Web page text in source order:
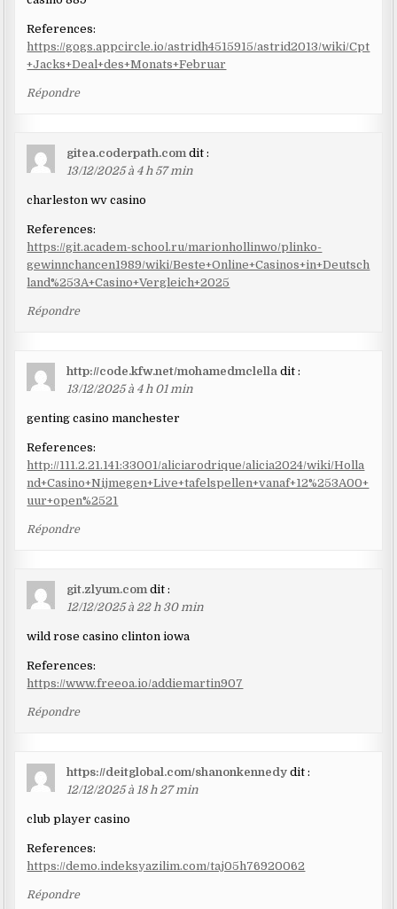
References:
https://gogs.appcircle.io/astridh4515915/astrid2013/wiki/Cpt
+Jacks+Deal+des+Monats+Februar
Répondre
gitea.coderpath.com dit :
13/12/2025 à 4 h 57 min
charleston wv casino
References:
https://git.academ-school.ru/marionhollinwo/plinko-
gewinnchancen1989/wiki/Beste+Online+Casinos+in+Deutsch
land%253A+Casino+Vergleich+2025
Répondre
http://code.kfw.net/mohamedmclella dit :
13/12/2025 à 4 h 01 min
genting casino manchester
References:
http://111.2.21.141:33001/aliciarodrique/alicia2024/wiki/Holla
nd+Casino+Nijmegen+Live+tafelspellen+vanaf+12%253A00+
uur+open%2521
Répondre
git.zlyum.com dit :
12/12/2025 à 22 h 30 min
wild rose casino clinton iowa
References:
https://www.freeoa.io/addiemartin907
Répondre
https://deitglobal.com/shanonkennedy dit :
12/12/2025 à 18 h 27 min
club player casino
References:
https://demo.indeksyazilim.com/taj05h76920062
Répondre